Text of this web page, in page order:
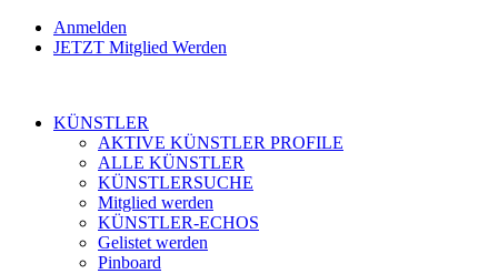
Anmelden
JETZT Mitglied Werden
KÜNSTLER
AKTIVE KÜNSTLER PROFILE
ALLE KÜNSTLER
KÜNSTLERSUCHE
Mitglied werden
KÜNSTLER-ECHOS
Gelistet werden
Pinboard